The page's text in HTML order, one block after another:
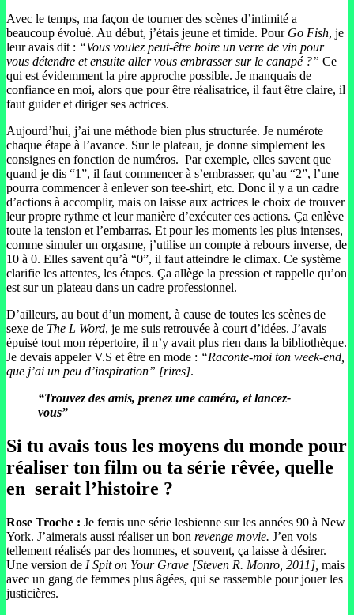
Avec le temps, ma façon de tourner des scènes d’intimité a
beaucoup évolué. Au début, j’étais jeune et timide. Pour Go Fish, je
leur avais dit : “Vous voulez peut-être boire un verre de vin pour
vous détendre et ensuite aller vous embrasser sur le canapé ?” Ce
qui est évidemment la pire approche possible. Je manquais de
confiance en moi, alors que pour être réalisatrice, il faut être claire, il
faut guider et diriger ses actrices.
Aujourd’hui, j’ai une méthode bien plus structurée. Je numérote
chaque étape à l’avance. Sur le plateau, je donne simplement les
consignes en fonction de numéros. Par exemple, elles savent que
quand je dis “1”, il faut commencer à s’embrasser, qu’au “2”, l’une
pourra commencer à enlever son tee-shirt, etc. Donc il y a un cadre
d’actions à accomplir, mais on laisse aux actrices le choix de trouver
leur propre rythme et leur manière d’exécuter ces actions. Ça enlève
toute la tension et l’embarras. Et pour les moments les plus intenses,
comme simuler un orgasme, j’utilise un compte à rebours inverse, de
10 à 0. Elles savent qu’à “0”, il faut atteindre le climax. Ce système
clarifie les attentes, les étapes. Ça allège la pression et rappelle qu’on
est sur un plateau dans un cadre professionnel.
D’ailleurs, au bout d’un moment, à cause de toutes les scènes de
sexe de The L Word, je me suis retrouvée à court d’idées. J’avais
épuisé tout mon répertoire, il n’y avait plus rien dans la bibliothèque.
Je devais appeler V.S et être en mode : “Raconte-moi ton week-end,
que j’ai un peu d’inspiration” [rires].
“Trouvez des amis, prenez une caméra, et lancez-
vous”
Si tu avais tous les moyens du monde pour
réaliser ton film ou ta série rêvée, quelle
en serait l’histoire ?
Rose Troche : Je ferais une série lesbienne sur les années 90 à New
York. J’aimerais aussi réaliser un bon revenge movie. J’en vois
tellement réalisés par des hommes, et souvent, ça laisse à désirer.
Une version de I Spit on Your Grave [Steven R. Monro, 2011], mais
avec un gang de femmes plus âgées, qui se rassemble pour jouer les
justicières.